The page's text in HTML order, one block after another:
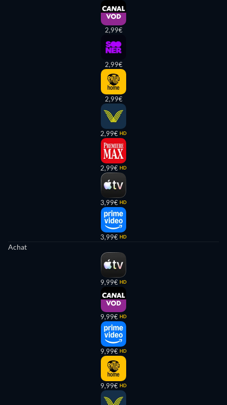
2,99€
2,99€
2,99€
2,99€ HD
2,99€ HD
3,99€ HD
3,99€ HD
Achat
9,99€ HD
9,99€ HD
9,99€ HD
9,99€ HD